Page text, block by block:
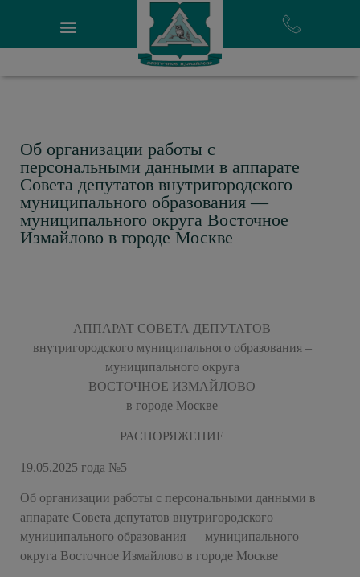
Об организации работы с
персональными данными в аппарате
Совета депутатов внутригородского
муниципального образования —
муниципального округа Восточное
Измайлово в городе Москве
АППАРАТ СОВЕТА ДЕПУТАТОВ
внутригородского муниципального образования –
муниципального округа
ВОСТОЧНОЕ ИЗМАЙЛОВО
в городе Москве
РАСПОРЯЖЕНИЕ
19.05.2025 года №5
Об организации работы с персональными данными в
аппарате Совета депутатов внутригородского
муниципального образования — муниципального
округа Восточное Измайлово в городе Москве